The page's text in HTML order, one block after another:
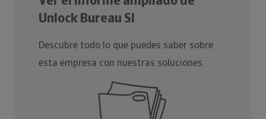
Unlock Bureau Sl
Descubre todo lo que puedes saber sobre
esta empresa con nuestras soluciones